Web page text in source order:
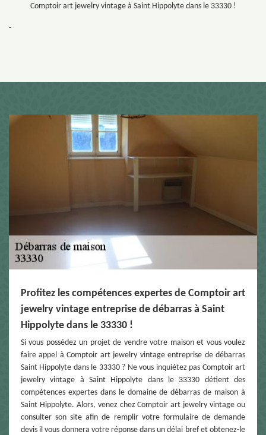
Comptoir art jewelry vintage à Saint Hippolyte dans le 33330 !
-
Profitez les compétences expertes de Comptoir art
jewelry vintage entreprise de débarras à Saint
Hippolyte dans le 33330 !
Si vous possédez un projet de vendre votre maison et vous voulez
faire appel à Comptoir art jewelry vintage entreprise de débarras
Saint Hippolyte dans le 33330 ? Ne vous inquiétez pas Comptoir art
jewelry vintage à Saint Hippolyte dans le 33330 détient des
compétences expertes dans le domaine de débarras de maison à
Saint Hippolyte. Alors, venez chez Comptoir art jewelry vintage ou
consulter son site afin de remplir votre formulaire de demande
devis il vous donnera votre réponse dans un délai bref et obtenez-le